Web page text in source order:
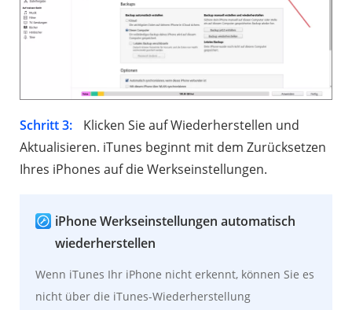
Schritt 3:
Klicken Sie auf Wiederherstellen und
Aktualisieren. iTunes beginnt mit dem Zurücksetzen
Ihres iPhones auf die Werkseinstellungen.
iPhone Werkseinstellungen automatisch
wiederherstellen
Wenn iTunes Ihr iPhone nicht erkennt, können Sie es
nicht über die iTunes-Wiederherstellung